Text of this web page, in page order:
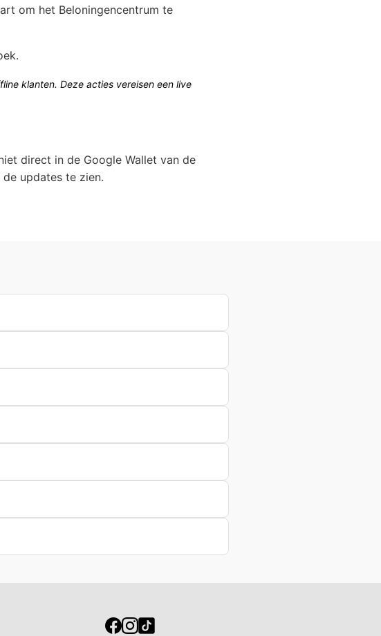
om het Beloningencentrum te
klanten. Deze acties vereisen een live
direct in de Google Wallet van de
de updates te zien.